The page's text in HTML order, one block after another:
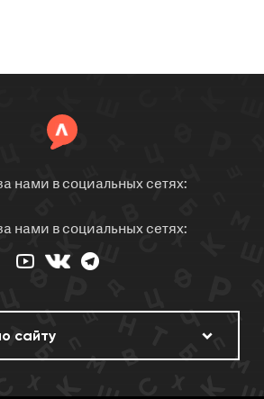
нами в социальных сетях:
нами в социальных сетях: